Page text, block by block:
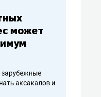
может
зарубежные
аксакалов и